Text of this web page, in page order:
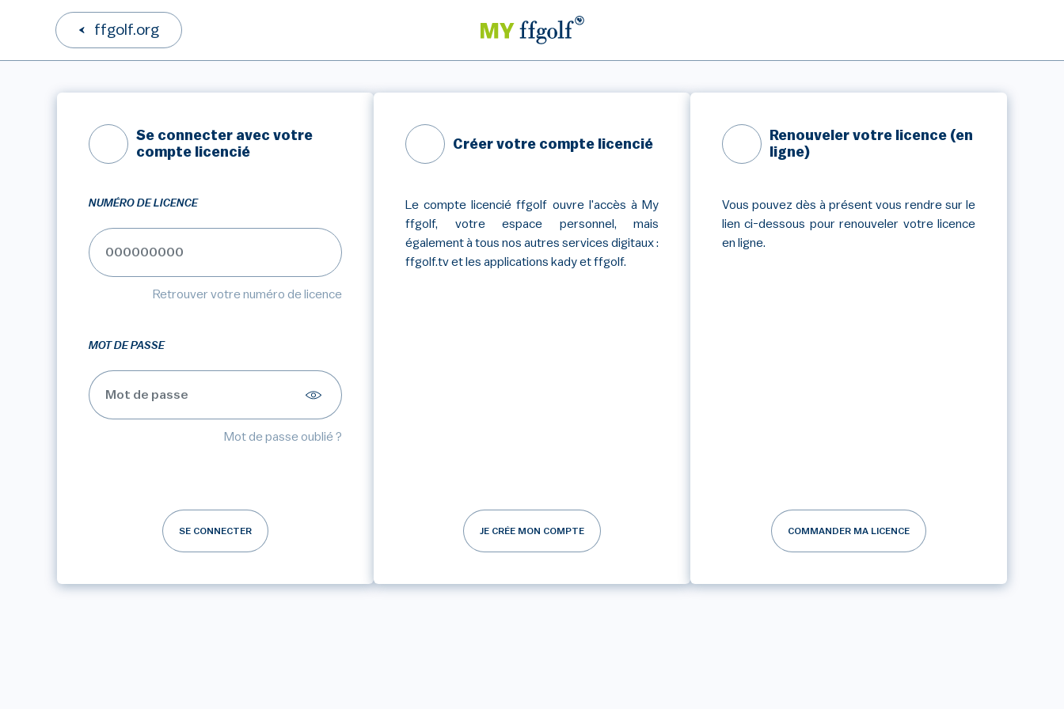
ffgolf.org
Se connecter avec votre
compte licencié
NUMÉRO DE LICENCE
Retrouver votre numéro de licence
MOT DE PASSE
Mot de passe oublié ?
SE CONNECTER
Créer votre compte licencié
Le compte licencié ffgolf ouvre l'accès à My
ffgolf, votre espace personnel, mais
également à tous nos autres services digitaux :
ffgolf.tv et les applications kady et ffgolf.
JE CRÉE MON COMPTE
Renouveler votre licence (en
ligne)
Vous pouvez dès à présent vous rendre sur le
lien ci-dessous pour renouveler votre licence
en ligne.
COMMANDER MA LICENCE